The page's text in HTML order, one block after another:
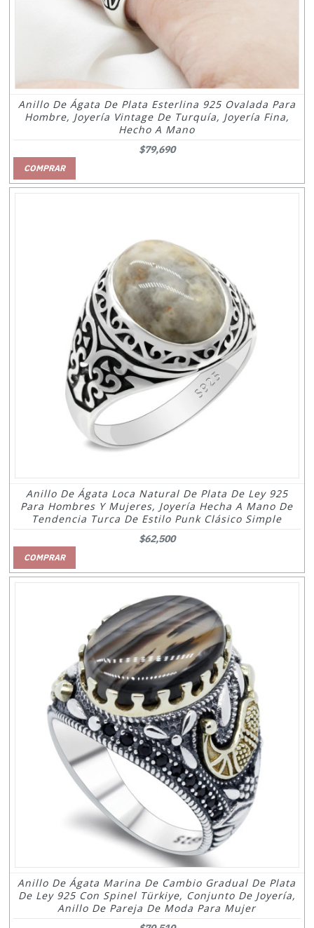
Anillo De Ágata De Plata Esterlina 925 Ovalada Para
Hombre, Joyería Vintage De Turquía, Joyería Fina,
Hecho A Mano
$79,690
COMPRAR
Anillo De Ágata Loca Natural De Plata De Ley 925
Para Hombres Y Mujeres, Joyería Hecha A Mano De
Tendencia Turca De Estilo Punk Clásico Simple
$62,500
COMPRAR
Anillo De Ágata Marina De Cambio Gradual De Plata
De Ley 925 Con Spinel Türkiye, Conjunto De Joyería,
Anillo De Pareja De Moda Para Mujer